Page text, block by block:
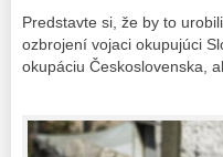
Predstavte si, že by to
ozbrojení vojaci okupujúci
okupáciu Československa,